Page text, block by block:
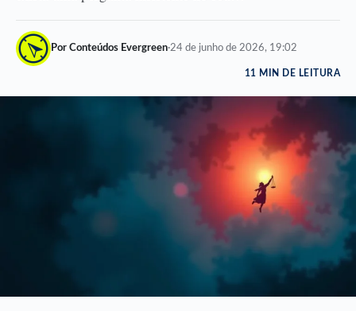
Por Conteúdos Evergreen·24 de junho de 2026, 19:02
11 MIN DE LEITURA